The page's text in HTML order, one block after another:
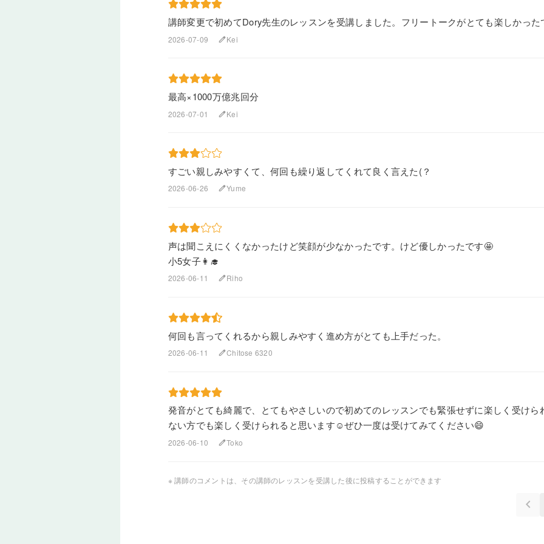
講師変更で初めてDory先生のレッスンを受講しました。フリートークがとても楽しかった
2026-07-09 editKei
最高×1000万億兆回分
2026-07-01 editKei
すごい親しみやすくて、何回も繰り返してくれて良く言えた(？
2026-06-26 editYume
声は聞こえにくくなかったけど笑顔が少なかったです。けど優しかったです🤩
小5女子👩‍🎓
2026-06-11 editRiho
何回も言ってくれるから親しみやすく進め方がとても上手だった。
2026-06-11 editChitose 6320
発音がとても綺麗で、とてもやさしいので初めてのレッスンでも緊張せずに楽しく受け
ない方でも楽しく受けられると思います☺️ぜひ一度は受けてみてください😄
2026-06-10 editToko
※ 講師のコメントは、その講師のレッスンを受講した後に投稿することができます
keyboard_arrow_left